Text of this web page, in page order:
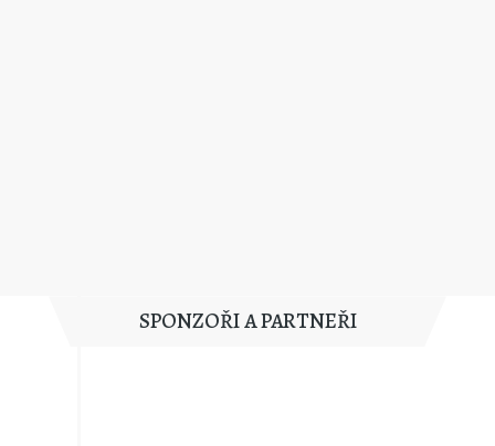
SPONZOŘI A PARTNEŘI